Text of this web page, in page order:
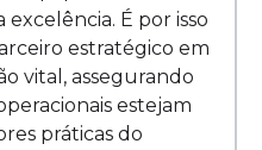
É por isso
estratégico em
vital, assegurando
estejam
práticas do